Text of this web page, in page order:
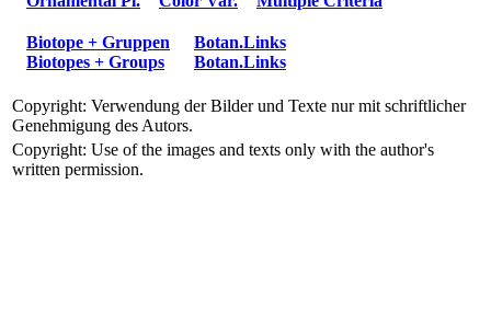
Biotope + Gruppen
Biotopes + Groups
Botan.Links
Botan.Links
Copyright: Verwendung der Bilder und Texte nur mit schriftlicher
Genehmigung des Autors.
Copyright: Use of the images and texts only with the author's
written permission.